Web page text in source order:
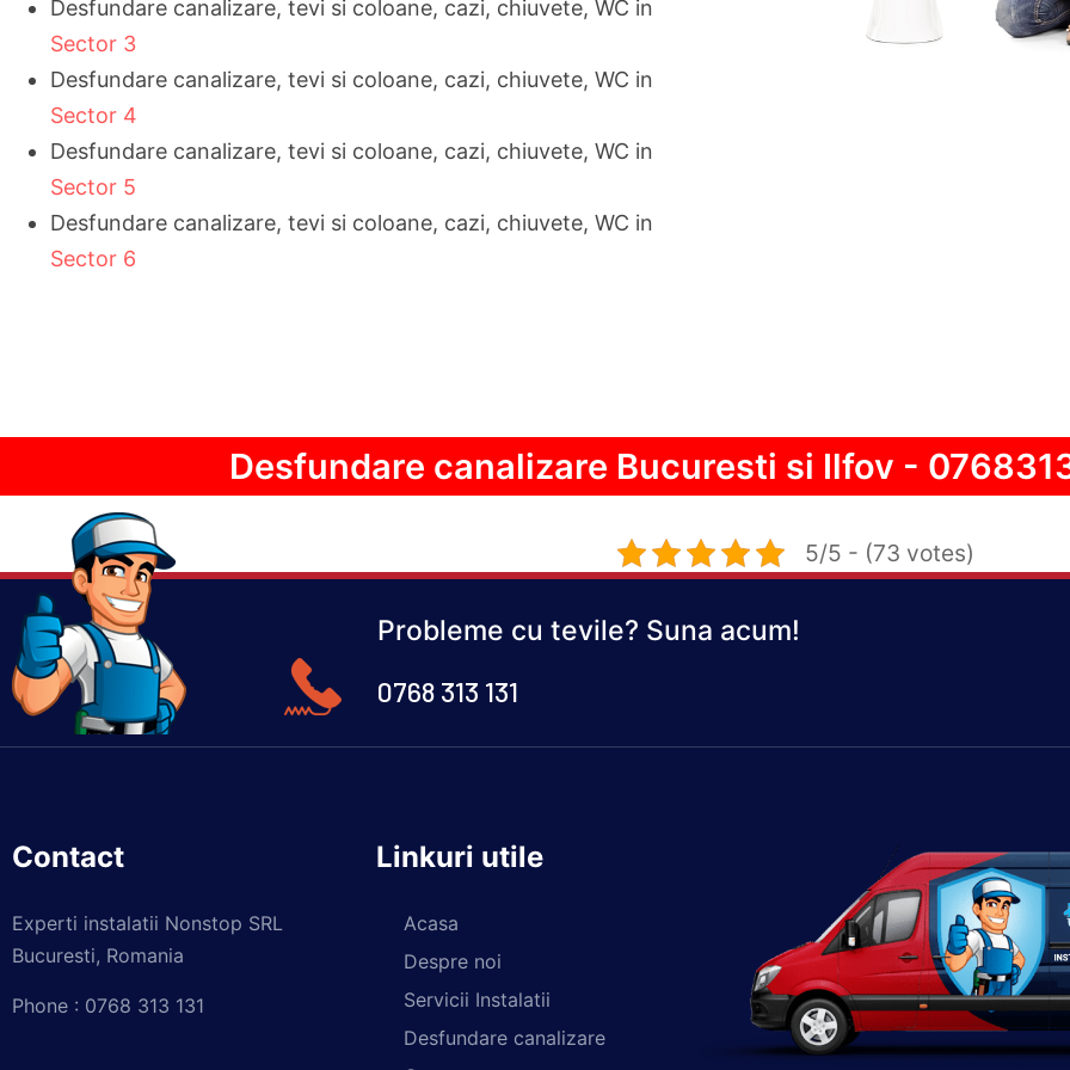
Desfundare canalizare, tevi si coloane, cazi, chiuvete, WC in
Sector 3
Desfundare canalizare, tevi si coloane, cazi, chiuvete, WC in
Sector 4
Desfundare canalizare, tevi si coloane, cazi, chiuvete, WC in
Sector 5
Desfundare canalizare, tevi si coloane, cazi, chiuvete, WC in
Sector 6
Desfundare canalizare Bucuresti si Ilfov -
5/5 - (73 votes)
Probleme cu tevile? Suna acum!
0768 313 131
Contact
Experti instalatii Nonstop SRL
Bucuresti, Romania
Phone : 0768 313 131
Linkuri utile
Acasa
Despre noi
Servicii Instalatii
Desfundare canalizare